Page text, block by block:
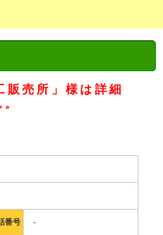
販売所」様は詳細
番号 -